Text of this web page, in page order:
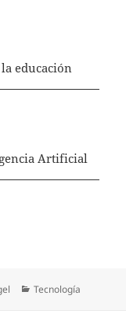
educación
Artificial
Categorías
Tecnología